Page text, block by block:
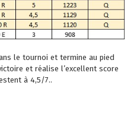
le tournoi et termine au pied
et réalise l’excellent score
à 4,5/7..